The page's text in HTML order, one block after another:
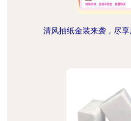
清风抽纸金装来袭，尽